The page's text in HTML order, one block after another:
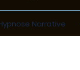
Narrative